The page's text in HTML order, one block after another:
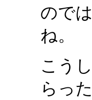
ので
ね。
こう
らっ